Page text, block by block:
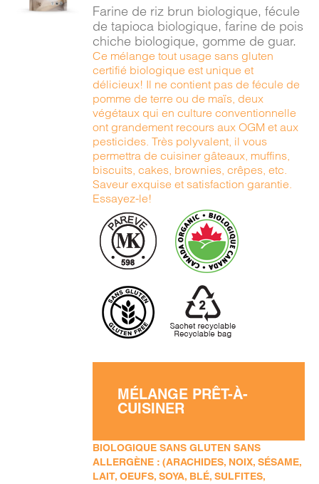
DÉTAILS
Farine de riz brun biologique, fécule
de tapioca biologique, farine de pois
chiche biologique, gomme de guar.
Ce mélange tout usage sans gluten
certifié biologique est unique et
délicieux! Il ne contient pas de fécule de
pomme de terre ou de maïs, deux
végétaux qui en culture conventionnelle
ont grandement recours aux OGM et aux
pesticides. Très polyvalent, il vous
permettra de cuisiner gâteaux, muffins,
biscuits, cakes, brownies, crêpes, etc.
Saveur exquise et satisfaction garantie.
Essayez-le!
MÉLANGE PRÊT-À-
CUISINER
BIOLOGIQUE SANS GLUTEN SANS
ALLERGÈNE : (ARACHIDES, NOIX, SÉSAME,
LAIT, OEUFS, SOYA, BLÉ, SULFITES,